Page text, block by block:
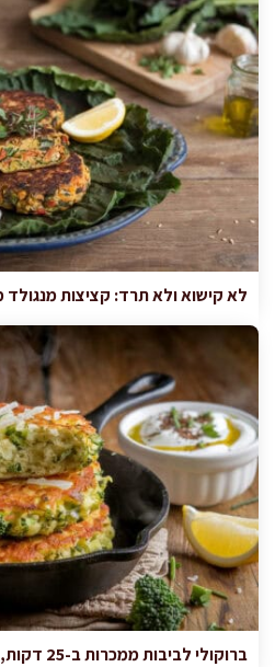
לא קישוא ולא תרד: קציצות
ברוקולי לביבות ממכרות ב-25 דקות, בלי טיגון עמוק